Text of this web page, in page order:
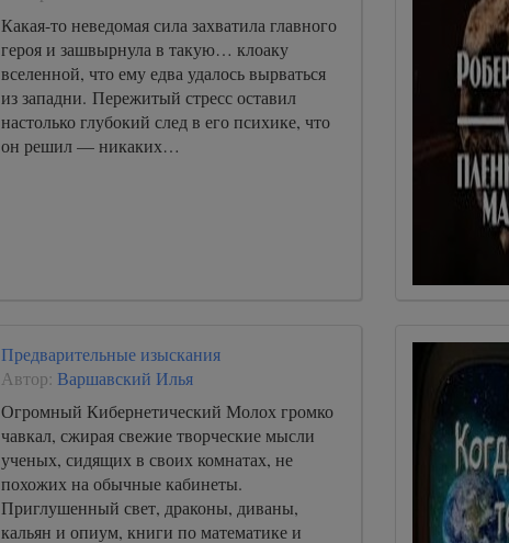
Какая-то неведомая сила захватила главного
героя и зашвырнула в такую… клоаку
вселенной, что ему едва удалось вырваться
из западни. Пережитый стресс оставил
настолько глубокий след в его психике, что
он решил — никаких…
Предварительные изыскания
Автор: Варшавский Илья
Огромный Кибернетический Молох громко
чавкал, сжирая свежие творческие мысли
ученых, сидящих в своих комнатах, не
похожих на обычные кабинеты.
Приглушенный свет, драконы, диваны,
кальян и опиум, книги по математике и